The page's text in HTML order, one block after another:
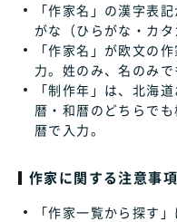
「作家名」の漢字表
がな（ひらがな・カ
「作家名」が欧文の
力。姓のみ、名のみで
「制作年」は、北海
暦・和暦のどちらで
暦で入力。
作家に関する注意事
「作家一覧から探す